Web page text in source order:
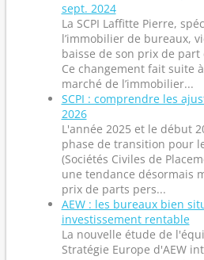
sept. 2024
La SCPI Laffitte Pierre,
l’immobilier de bureaux,
baisse de son prix de part
Ce changement fait suite
marché de l’immobilier...
SCPI : comprendre les
2026
L'année 2025 et le début
phase de transition pour
(Sociétés Civiles de
une tendance désormais
prix de parts pers...
AEW : les bureaux bien
investissement rentable
La nouvelle étude de
Stratégie Europe d'AEW